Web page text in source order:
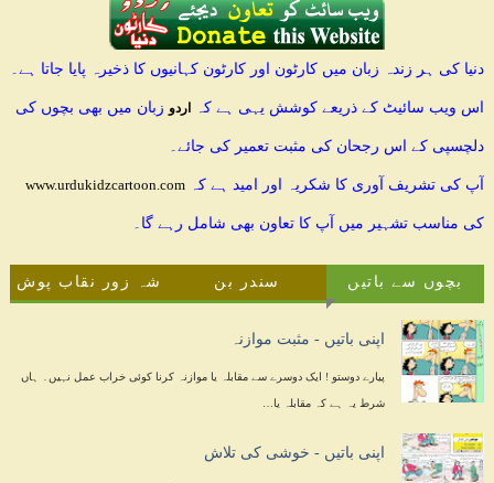
دنیا کی ہر زندہ زبان میں کارٹون اور کارٹون کہانیوں کا ذخیرہ پایا جاتا ہے۔
اس ویب سائیٹ کے ذریعے کوشش یہی ہے کہ اردو زبان میں بھی بچوں کی
دلچسپی کے اس رجحان کی مثبت تعمیر کی جائے۔
آپ کی تشریف آوری کا شکریہ اور امید ہے کہ www.urdukidzcartoon.com
کی مناسب تشہیر میں آپ کا تعاون بھی شامل رہے گا۔
بچوں سے باتیں سندر بن شہ زور نقاب پوش
اپنی باتیں - مثبت موازنہ
پیارے دوستو ! ایک دوسرے سے مقابلہ یا موازنہ کرنا کوئی خراب عمل نہیں۔ ہاں
شرط یہ ہے کہ مقابلہ یا…
اپنی باتیں - خوشی کی تلاش